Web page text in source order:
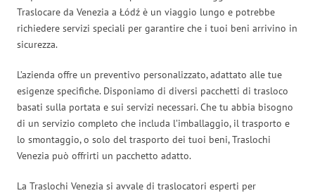
Traslocare da Venezia a Łódź è un viaggio lungo e potrebbe
richiedere servizi speciali per garantire che i tuoi beni arrivino in
sicurezza.
L’azienda offre un preventivo personalizzato, adattato alle tue
esigenze specifiche. Disponiamo di diversi pacchetti di trasloco
basati sulla portata e sui servizi necessari. Che tu abbia bisogno
di un servizio completo che includa l’imballaggio, il trasporto e
lo smontaggio, o solo del trasporto dei tuoi beni, Traslochi
Venezia può offrirti un pacchetto adatto.
La Traslochi Venezia si avvale di traslocatori esperti per